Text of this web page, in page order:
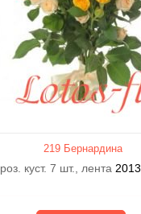
219 Бернардина
роз. куст. 7 шт., лента 2013